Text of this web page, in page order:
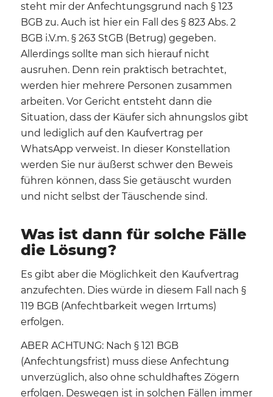
steht mir der Anfechtungsgrund nach § 123
BGB zu. Auch ist hier ein Fall des § 823 Abs. 2
BGB i.V.m. § 263 StGB (Betrug) gegeben.
Allerdings sollte man sich hierauf nicht
ausruhen. Denn rein praktisch betrachtet,
werden hier mehrere Personen zusammen
arbeiten. Vor Gericht entsteht dann die
Situation, dass der Käufer sich ahnungslos gibt
und lediglich auf den Kaufvertrag per
WhatsApp verweist. In dieser Konstellation
werden Sie nur äußerst schwer den Beweis
führen können, dass Sie getäuscht wurden
und nicht selbst der Täuschende sind.
Was ist dann für solche Fälle
die Lösung?
Es gibt aber die Möglichkeit den Kaufvertrag
anzufechten. Dies würde in diesem Fall nach §
119 BGB (Anfechtbarkeit wegen Irrtums)
erfolgen.
ABER ACHTUNG: Nach § 121 BGB
(Anfechtungsfrist) muss diese Anfechtung
unverzüglich, also ohne schuldhaftes Zögern
erfolgen. Deswegen ist in solchen Fällen immer